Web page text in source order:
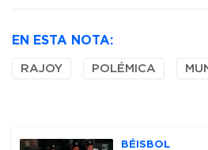
EN ESTA NOTA:
RAJOY POLÉMICA
BÉISBOL